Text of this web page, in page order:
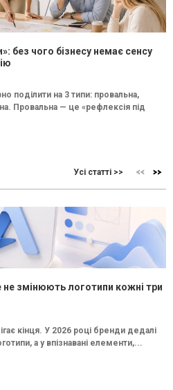
без чого бізнесу немає сенсу
поділити на 3 типи: провальна,
Провальна — це «рефлексія під
Усі статті >>
не змінюють логотипи кожні три
кінця. У 2026 році бренди дедалі
а у впізнавані елементи,...